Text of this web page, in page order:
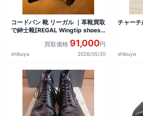
コードバン 靴 リーガル ｜革靴買取
で紳士靴[REGAL Wingtip shoes]
買取価格 91,000円
shibuya 2026/05/20
チャー
shibuya